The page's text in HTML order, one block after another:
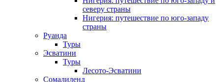
северу страны
Нигерия: путешествие по юго-западу
страны
Руанда
Туры
Эсватини
Туры
Лесото-Эсватини
Сомалиленд